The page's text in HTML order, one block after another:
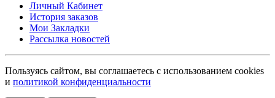
Личный Кабинет
История заказов
Мои Закладки
Рассылка новостей
Пользуясь сайтом, вы соглашаетесь с использованием cookies
и политикой конфиденциальности